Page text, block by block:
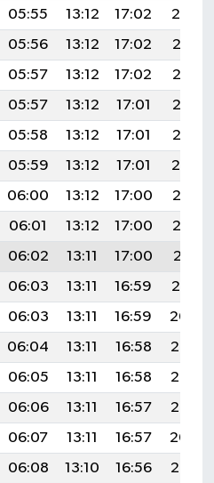
05:55 13:12 17:02
20:19
05:56 13:12 17:02
20:18
05:57 13:12 17:02
20:17
05:57 13:12 17:01
20:16
05:58 13:12 17:01
20:15
05:59 13:12 17:01
20:14
06:00 13:12 17:00
20:13
06:01 13:12 17:00
20:12
06:02 13:11 17:00
20:11
06:03 13:11 16:59
20:10
06:03 13:11 16:59
20:09
06:04 13:11 16:58
20:08
06:05 13:11 16:58
20:07
06:06 13:11 16:57
20:05
06:07 13:11 16:57
20:04
06:08 13:10 16:56
20:03